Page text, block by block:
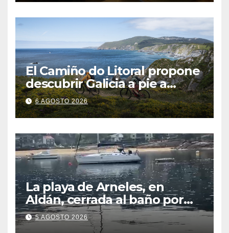
El Camiño do Litoral propone
descubrir Galicia a pie a
través de más de 1.300
kilómetros
6 AGOSTO 2026
La playa de Arneles, en
Aldán, cerrada al baño por
contaminación del agua tras
detectarse restos fecales
5 AGOSTO 2026